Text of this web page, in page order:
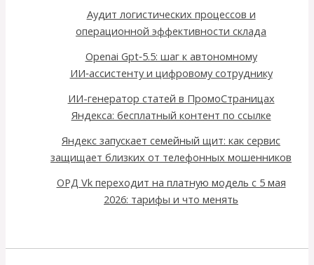
Аудит логистических процессов и
операционной эффективности склада
Openai Gpt‑5.5: шаг к автономному
ИИ‑ассистенту и цифровому сотруднику
ИИ-генератор статей в ПромоСтраницах
Яндекса: бесплатный контент по ссылке
Яндекс запускает семейный щит: как сервис
защищает близких от телефонных мошенников
ОРД Vk переходит на платную модель с 5 мая
2026: тарифы и что менять